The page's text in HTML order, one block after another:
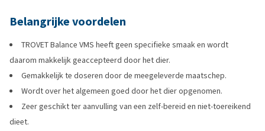
Belangrijke voordelen
TROVET Balance VMS heeft geen specifieke smaak en wordt
daarom makkelijk geaccepteerd door het dier.
Gemakkelijk te doseren door de meegeleverde maatschep.
Wordt over het algemeen goed door het dier opgenomen.
Zeer geschikt ter aanvulling van een zelf-bereid en niet-toereikend
dieet.